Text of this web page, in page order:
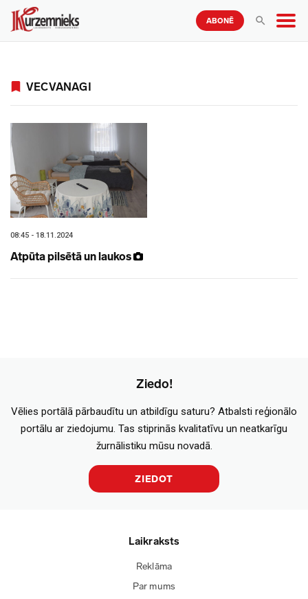
ABONĒ
VECVANAGI
08:45 - 18.11.2024
Atpūta pilsētā un laukos
Ziedo!
Vēlies portālā pārbaudītu un atbildīgu saturu? Atbalsti reģionālo
portālu ar ziedojumu. Tas stiprinās kvalitatīvu un neatkarīgu
žurnālistiku mūsu novadā.
ZIEDOT
Laikraksts
Reklāma
Par mums